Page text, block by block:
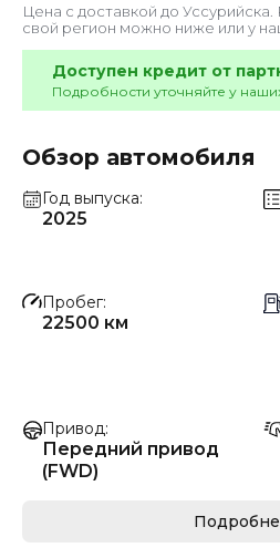
Цена с доставкой до Уссурийска
свой регион можно ниже или у
Доступен кредит от
Подробности уточняйте у
Обзор автомобиля
Год выпуска
2025
Пробег
22500 км
Привод
Передний привод
(FWD)